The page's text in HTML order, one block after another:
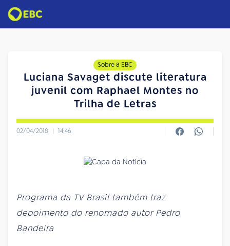
Sobre a EBC
Luciana Savaget discute literatura
juvenil com Raphael Montes no
Trilha de Letras
02/04/2018 | 14:46
Programa da TV Brasil também traz
depoimento do renomado autor Pedro
Bandeira